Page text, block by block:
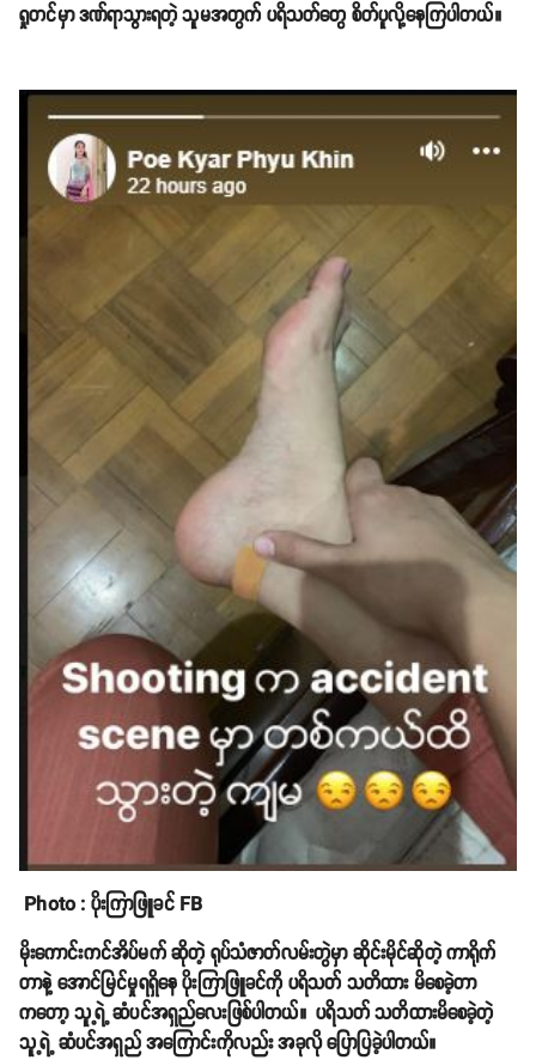
ရှုတင်မှာ ဒဏ်ရာသွားရတဲ့ သူမအတွက် ပရိသတ်တွေ စိတ်ပူလို့နေကြပါတယ်။
Photo : ပိုးကြာဖြူခင် FB
မိုးကောင်းကင်အိပ်မက် ဆိုတဲ့ ရုပ်သံဇာတ်လမ်းတွဲမှာ ဆိုင်းမိုင်ဆိုတဲ့ ကာရိုက်
တာနဲ့ အောင်မြင်မှုရရှိနေ ပိုးကြာဖြူခင်ကို ပရိသတ် သတိထား မိစေခဲ့တာ
ကတော့ သူ့ရဲ့ ဆံပင်အရှည်လေးဖြစ်ပါတယ်။ ပရိသတ် သတိထားမိစေခဲ့တဲ့
သူ့ရဲ့ ဆံပင်အရှည် အကြောင်းကိုလည်း အခုလို ပြောပြခဲ့ပါတယ်။